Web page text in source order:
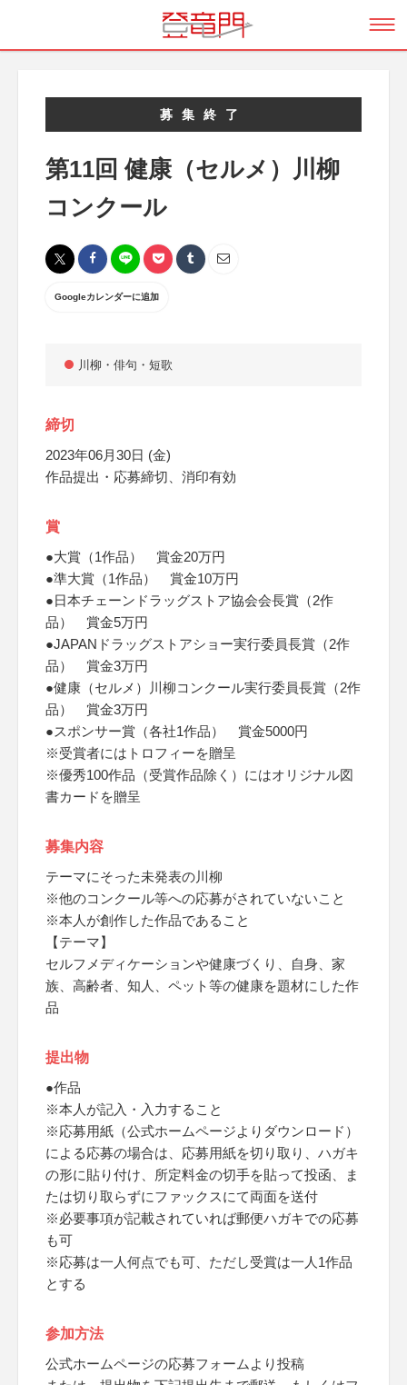
募集終了
第11回 健康（セルメ）川柳
コンクール
Googleカレンダーに追加
川柳・俳句・短歌
締切
2023年06月30日 (金)
作品提出・応募締切、消印有効
賞
●大賞（1作品） 賞金20万円
●準大賞（1作品） 賞金10万円
●日本チェーンドラッグストア協会会長賞（2作
品） 賞金5万円
●JAPANドラッグストアショー実行委員長賞（2作
品） 賞金3万円
●健康（セルメ）川柳コンクール実行委員長賞（2作
品） 賞金3万円
●スポンサー賞（各社1作品） 賞金5000円
※受賞者にはトロフィーを贈呈
※優秀100作品（受賞作品除く）にはオリジナル図
書カードを贈呈
募集内容
テーマにそった未発表の川柳
※他のコンクール等への応募がされていないこと
※本人が創作した作品であること
【テーマ】
セルフメディケーションや健康づくり、自身、家
族、高齢者、知人、ペット等の健康を題材にした作
品
提出物
●作品
※本人が記入・入力すること
※応募用紙（公式ホームページよりダウンロード）
による応募の場合は、応募用紙を切り取り、ハガキ
の形に貼り付け、所定料金の切手を貼って投函、ま
たは切り取らずにファックスにて両面を送付
※必要事項が記載されていれば郵便ハガキでの応募
も可
※応募は一人何点でも可、ただし受賞は一人1作品
とする
参加方法
公式ホームページの応募フォームより投稿